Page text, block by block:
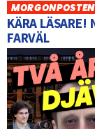
KÄRA LÄSARE!
FARVÄL